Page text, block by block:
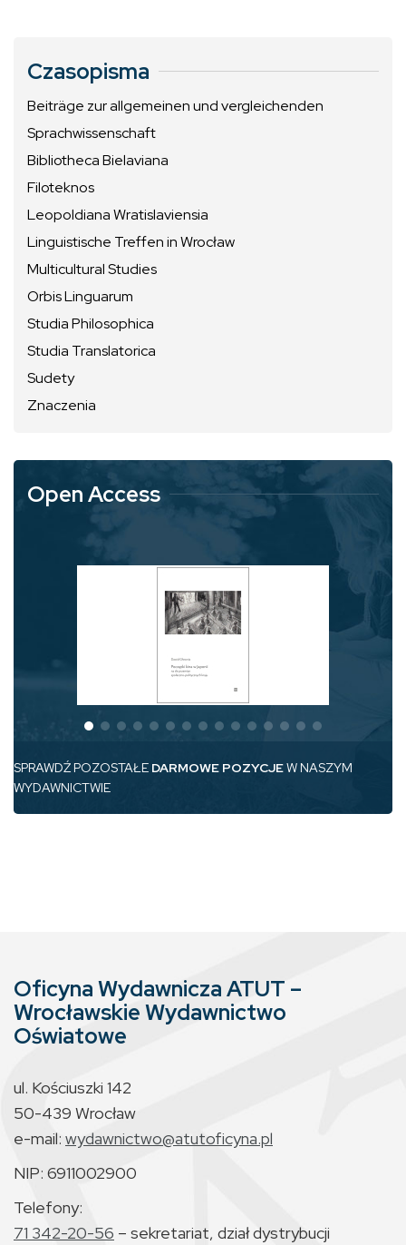
Czasopisma
Beiträge zur allgemeinen und vergleichenden
Sprachwissenschaft
Bibliotheca Bielaviana
Filoteknos
Leopoldiana Wratislaviensia
Linguistische Treffen in Wrocław
Multicultural Studies
Orbis Linguarum
Studia Philosophica
Studia Translatorica
Sudety
Znaczenia
Open Access
SPRAWDŹ POZOSTAŁE DARMOWE POZYCJEW NASZYM
WYDAWNICTWIE
Oficyna Wydawnicza ATUT –
Wrocławskie Wydawnictwo
Oświatowe
ul. Kościuszki 142
50-439 Wrocław
e-mail: wydawnictwo@atutoficyna.pl
NIP: 6911002900
Telefony:
71 342-20-56 – sekretariat, dział dystrybucji